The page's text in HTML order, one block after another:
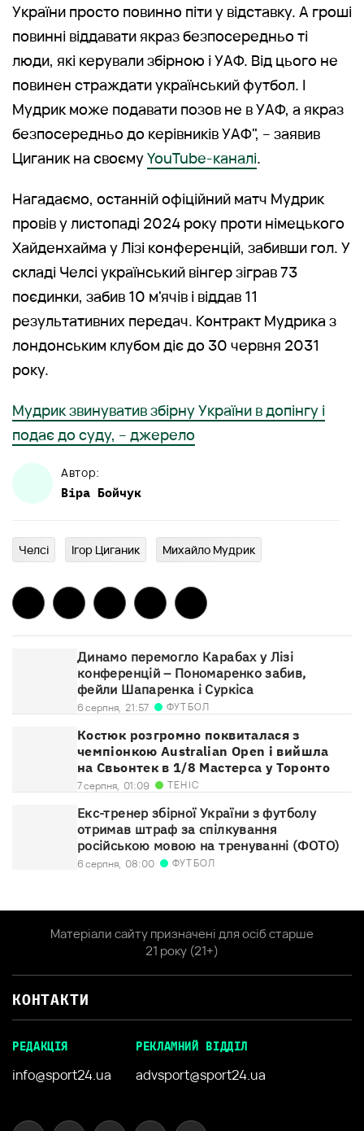
України просто повинно піти у відставку. А гроші
повинні віддавати якраз безпосередньо ті
люди, які керували збірною і УАФ. Від цього не
повинен страждати український футбол. І
Мудрик може подавати позов не в УАФ, а якраз
безпосередньо до керівників УАФ", – заявив
Циганик на своємуYouTube-каналі.
Нагадаємо, останній офіційний матч Мудрик
провів у листопаді 2024 року проти німецького
Хайденхайма у Лізі конференцій, забивши гол. У
складі Челсі український вінгер зіграв 73
поєдинки, забив 10 м'ячів і віддав 11
результативних передач. Контракт Мудрика з
лондонським клубом діє до 30 червня 2031
року.
Мудрик звинуватив збірну України в допінгу і
подає до суду, – джерело
Автор:
Віра Бойчук
Челсі Ігор Циганик Михайло Мудрик
Динамо перемогло Карабах у Лізі
конференцій – Пономаренко забив,
фейли Шапаренка і Суркіса
6 серпня, 21:57 ФУТБОЛ
Костюк розгромно поквиталася з
чемпіонкою Australian Open і вийшла
на Свьонтек в 1/8 Мастерса у Торонто
7 серпня, 01:09 ТЕНІС
Екс-тренер збірної України з футболу
отримав штраф за спілкування
російською мовою на тренуванні (ФОТО)
6 серпня, 08:00 ФУТБОЛ
Матеріали сайту призначені для осіб старше
21 року (21+)
КОНТАКТИ
РЕДАКЦІЯ
info@sport24.ua
РЕКЛАМНИЙ ВІДДІЛ
advsport@sport24.ua